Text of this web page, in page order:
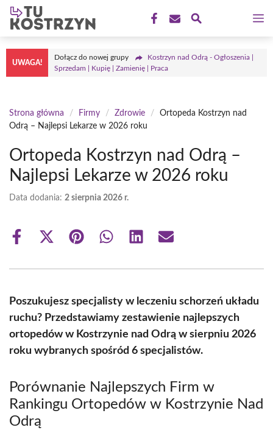
Przejdź
treści
UWAGA!
Dołącz do nowej grupy
Kostrzyn nad Odrą - Ogłoszenia |
Sprzedam | Kupię | Zamienię | Praca
Strona główna / Firmy / Zdrowie /
Ortopeda Kostrzyn nad
Odrą – Najlepsi Lekarze w 2026 roku
Ortopeda Kostrzyn nad Odrą –
Najlepsi Lekarze w 2026 roku
Data dodania: 2 sierpnia 2026 r.
Share
Share
(Twitter)
Share Share Share Share
Poszukujesz specjalisty w leczeniu schorzeń układu
ruchu? Przedstawiamy zestawienie najlepszych
ortopedów w Kostrzynie nad Odrą w sierpniu 2026
roku wybranych spośród 6 specjalistów.
Porównanie Najlepszych Firm w
Rankingu Ortopedów w Kostrzynie Nad
Odrą